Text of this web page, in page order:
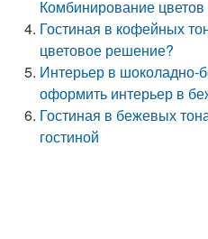
Комбинирование цветов
Гостиная в кофейных
цветовое решение?
Интерьер в шоколадно-
оформить интерьер в
Гостиная в бежевых
гостиной